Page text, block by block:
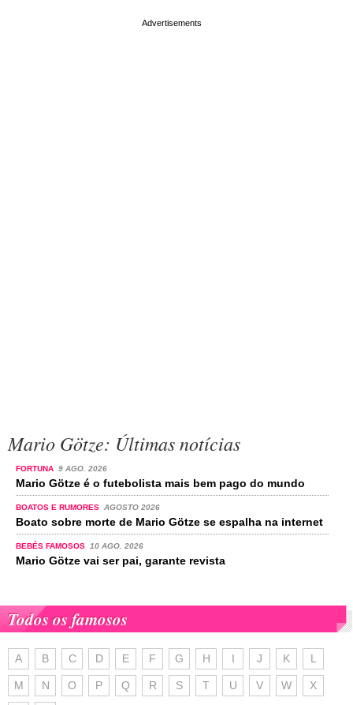
Mario Götze: Últimas notícias
FORTUNA 9 AGO. 2026
Mario Götze é o futebolista mais bem pago do mundo
BOATOS E RUMORES AGOSTO 2026
Boato sobre morte de Mario Götze se espalha na internet
BEBÉS FAMOSOS 10 AGO. 2026
Mario Götze vai ser pai, garante revista
Todos os famosos
A B C D E F G H I J K L
M N O P Q R S T U V W X